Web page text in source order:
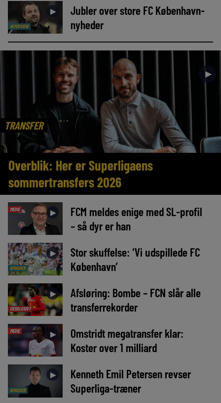
INTERVIEW
►
Jubler over store FC København-
nyheder
TRANSFER
►
Overblik: Her er Superligaens
sommertransfers 2026
MEDIE ►
FCM meldes enige med SL-profil
– så dyr er han
NYHEDER
►
Stor skuffelse: ‘Vi udspillede FC
København’
EKSKLUSIVT
►
Afsløring: Bombe – FCN slår alle
transferrekorder
MEDIE ►
Omstridt megatransfer klar:
Koster over 1 milliard
NYHEDER
►
Kenneth Emil Petersen revser
Superliga-træner